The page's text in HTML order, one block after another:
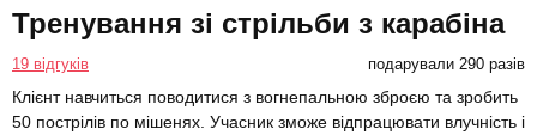
Тренування зі стрільби з карабіна
19 відгуків подарували 290 разів
Клієнт навчиться поводитися з вогнепальною зброєю та зробить
50 пострілів по мішенях. Учасник зможе відпрацювати влучність і